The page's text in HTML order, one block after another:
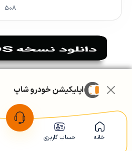
خانه حساب کاربری
۵۰۸
اپلیکیشن خودرو شاپ